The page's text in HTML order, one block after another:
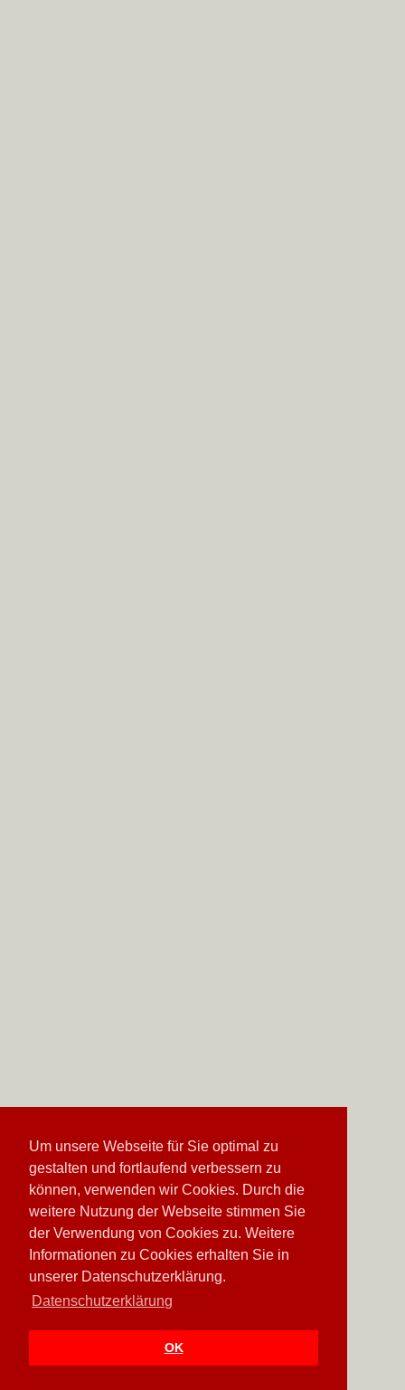
Um unsere Webseite für Sie optimal zu
gestalten und fortlaufend verbessern zu
können, verwenden wir Cookies. Durch die
weitere Nutzung der Webseite stimmen Sie
der Verwendung von Cookies zu. Weitere
Informationen zu Cookies erhalten Sie in
unserer Datenschutzerklärung.
Datenschutzerklärung
OK